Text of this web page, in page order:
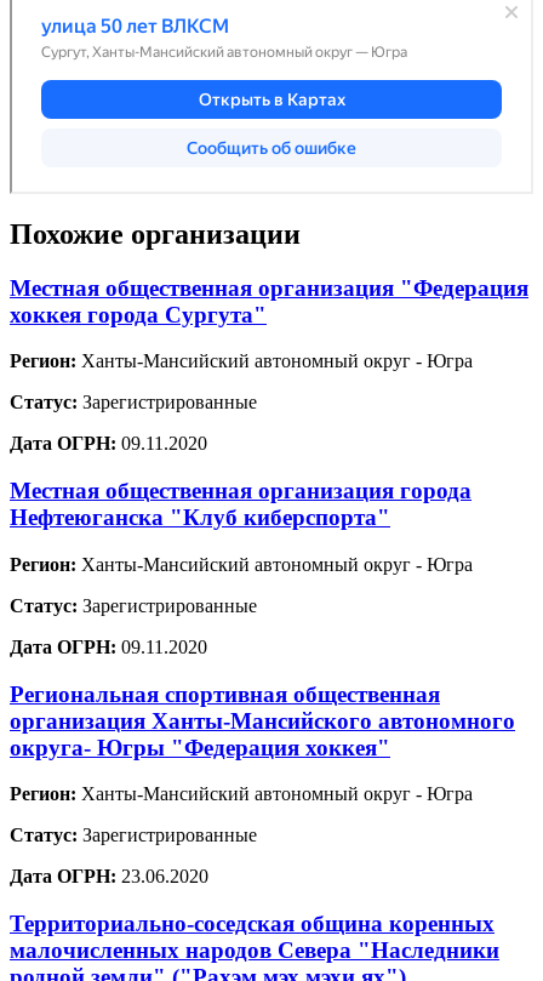
Похожие организации
Местная общественная организация "Федерация
хоккея города Сургута"
Регион: Ханты-Мансийский автономный округ - Югра
Статус: Зарегистрированные
Дата ОГРН: 09.11.2020
Местная общественная организация города
Нефтеюганска "Клуб киберспорта"
Регион: Ханты-Мансийский автономный округ - Югра
Статус: Зарегистрированные
Дата ОГРН: 09.11.2020
Региональная спортивная общественная
организация Ханты-Мансийского автономного
округа- Югры "Федерация хоккея"
Регион: Ханты-Мансийский автономный округ - Югра
Статус: Зарегистрированные
Дата ОГРН: 23.06.2020
Территориально-соседская община коренных
малочисленных народов Севера "Наследники